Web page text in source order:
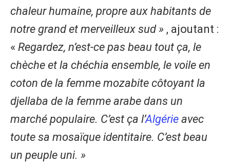
chaleur humaine, propre aux habitants de
notre grand et merveilleux sud » , ajoutant :
« Regardez, n’est-ce pas beau tout ça, le
chèche et la chéchia ensemble, le voile en
coton de la femme mozabite côtoyant la
djellaba de la femme arabe dans un
marché populaire. C’est ça l’Algérie avec
toute sa mosaïque identitaire. C’est beau
un peuple uni. »